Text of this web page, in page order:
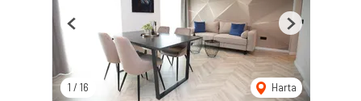
1 / 16 Harta
Previous Next